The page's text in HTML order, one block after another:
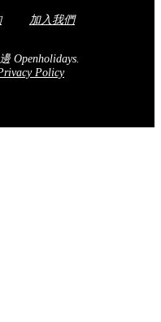
加入我們
Openholidays.
Policy